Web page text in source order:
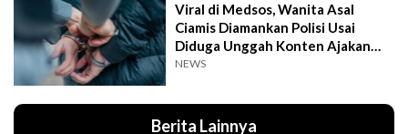
Viral di Medsos, Wanita Asal
Ciamis Diamankan Polisi Usai
Diduga Unggah Konten Ajakan
Demo
NEWS
Berita Lainnya